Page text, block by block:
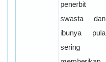
penerbit
swasta dan
ibunya pula
sering